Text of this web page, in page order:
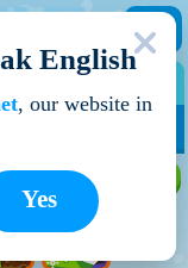
English
, our website in
Yes